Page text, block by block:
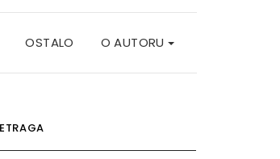
OSTALO O AUTORU